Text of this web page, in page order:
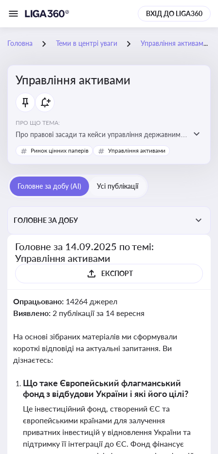
ВХІД ДО LIGA360
Головна Теми в центрі уваги Управління активами
Управління активами
ПРО ЩО ТЕМА:
Про правові засади та кейси управління державними,
комунальними та корпоративними активами, для
юристів і керівників, які відповідають за збереження
Ринок цінних паперів Управління активами
Головне за добу (AI) Усі публікації
ГОЛОВНЕ ЗА ДОБУ
Головне за 14.09.2025 по темі:
Управління активами
ЕКСПОРТ
Опрацьовано: 14264 джерел
Виявлено: 2 публікації за 14 вересня
На основі зібраних матеріалів ми сформували
короткі відповіді на актуальні запитання. Ви
дізнаєтесь:
Що таке Європейський флагманський
фонд з відбудови України і які його цілі?
Це інвестиційний фонд, створений ЄС та
європейськими країнами для залучення
приватних інвестицій у відновлення України та
підтримку її інтеграції до ЄС. Фонд фінансує